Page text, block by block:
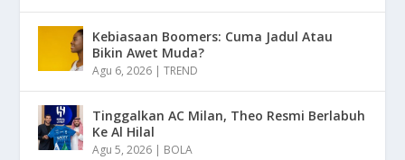
Kebiasaan Boomers: Cuma Jadul Atau
Bikin Awet Muda?
Agu 6, 2026 |TREND
Tinggalkan AC Milan, Theo Resmi Berlabuh
Ke Al Hilal
Agu 5, 2026 | BOLA